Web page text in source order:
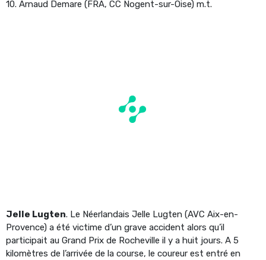
10. Arnaud Demare (FRA, CC Nogent-sur-Oise) m.t.
Jelle Lugten. Le Néerlandais Jelle Lugten (AVC Aix-en-
Provence) a été victime d’un grave accident alors qu’il
participait au Grand Prix de Rocheville il y a huit jours. A 5
kilomètres de l’arrivée de la course, le coureur est entré en